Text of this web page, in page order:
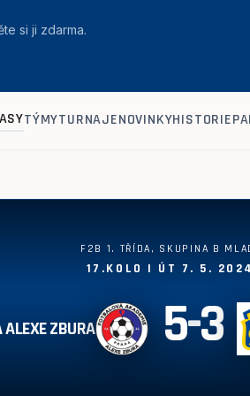
si ji zdarma.
TÝMYTURNAJENOVINKYHISTORIE
F2B 1. TŘÍDA, SKUPINA B
17.KOLO | ÚT 7. 5.
ALEXE ZBURA 5-3